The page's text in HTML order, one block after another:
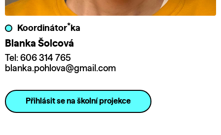
Koordinátor* ka
Blanka Šolcová
Tel: 606 314 765
blanka.pohlova@gmail.com
Přihlásit se na školní projekce